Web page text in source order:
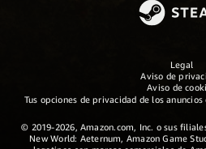
Legal
Aviso de
Aviso de
Tus opciones de privacidad de los
© 2019-2026, Amazon.com, Inc. o sus
New World: Aeternum, Amazon Game